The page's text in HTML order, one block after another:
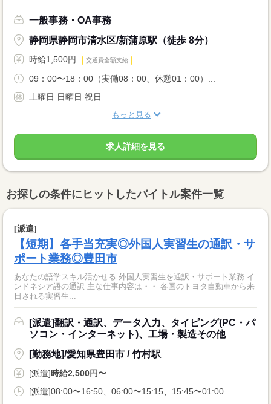
一般事務・OA事務
静岡県静岡市清水区/新蒲原駅（徒歩 8分）
時給1,500円 交通費全額支給
09：00〜18：00（実働08：00、休憩01：00）...
土曜日 日曜日 祝日
もっと見る
求人詳細を見る
お探しの条件にヒットしたバイトル案件一覧
[派遣]
【短期】各手当充実◎外国人実習生の通訳・サ
ポート業務◎豊田市
あなたの語学スキル活かせる 外国人実習生を通訳・サポート業務 イ
ンドネシア語の通訳 主な仕事内容は・・ 各国のトヨタ自動車から来
日される実習生...
[派遣]翻訳・通訳、データ入力、タイピング(PC・パ
ソコン・インターネット)、工場・製造その他
[勤務地]/愛知県豊田市 / 竹村駅
[派遣]時給2,500円〜
[派遣]08:00〜16:50、06:00〜15:15、15:45〜01:00